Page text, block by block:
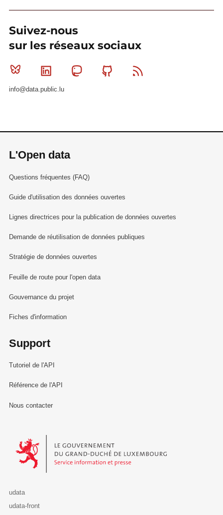
Suivez-nous
sur les réseaux sociaux
Bluesky Linkedin MastodonGithub
info@data.public.lu
L'Open data
Questions fréquentes (FAQ)
Guide d'utilisation des données ouvertes
Lignes directrices pour la publication de données ouvertes
Demande de réutilisation de données publiques
Stratégie de données ouvertes
Feuille de route pour l'open data
Gouvernance du projet
Fiches d'information
Support
Tutoriel de l'API
Référence de l'API
Nous contacter
Le Gouvernement du Grand-Duché de Luxembourg - Service
udata
udata-front